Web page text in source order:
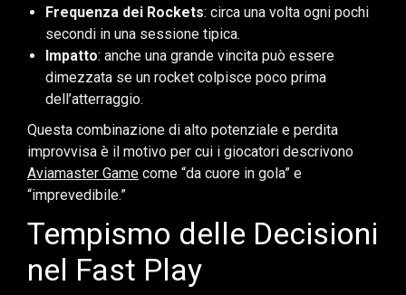
Frequenza dei Rockets: circa una volta ogni pochi
secondi in una sessione tipica.
Impatto: anche una grande vincita può essere
dimezzata se un rocket colpisce poco prima
dell’atterraggio.
Questa combinazione di alto potenziale e perdita
improvvisa è il motivo per cui i giocatori descrivono
Aviamaster Game come “da cuore in gola” e
“imprevedibile.”
Tempismo delle Decisioni
nel Fast Play